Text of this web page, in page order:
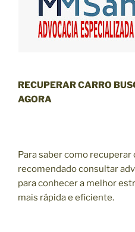
RECUPERAR CARRO
AGORA
Para saber como recuperar
recomendado consultar
para conhecer a melhor
mais rápida e eficiente.